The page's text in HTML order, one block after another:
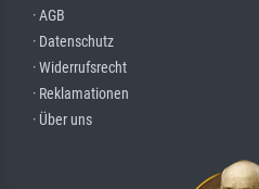
· AGB
· Datenschutz
· Widerrufsrecht
· Reklamationen
· Über uns